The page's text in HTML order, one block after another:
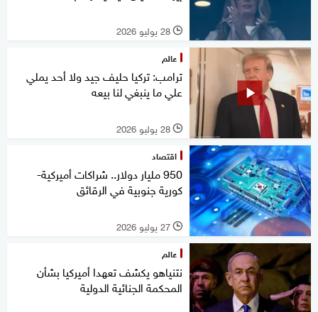
l 28 يوليو 2026
عالم
ترامب: تركيا حليف جيد ولا أحد يملي
علي ما ينبغي لنا بيعه
l 28 يوليو 2026
اقتصاد
950 مليار دولار.. شراكات أميركية-
كورية جنوبية في الرقائق
l 27 يوليو 2026
عالم
نتنياهو يكشف تعهدا أميركيا بشأن
المحكمة الجنائية الدولية